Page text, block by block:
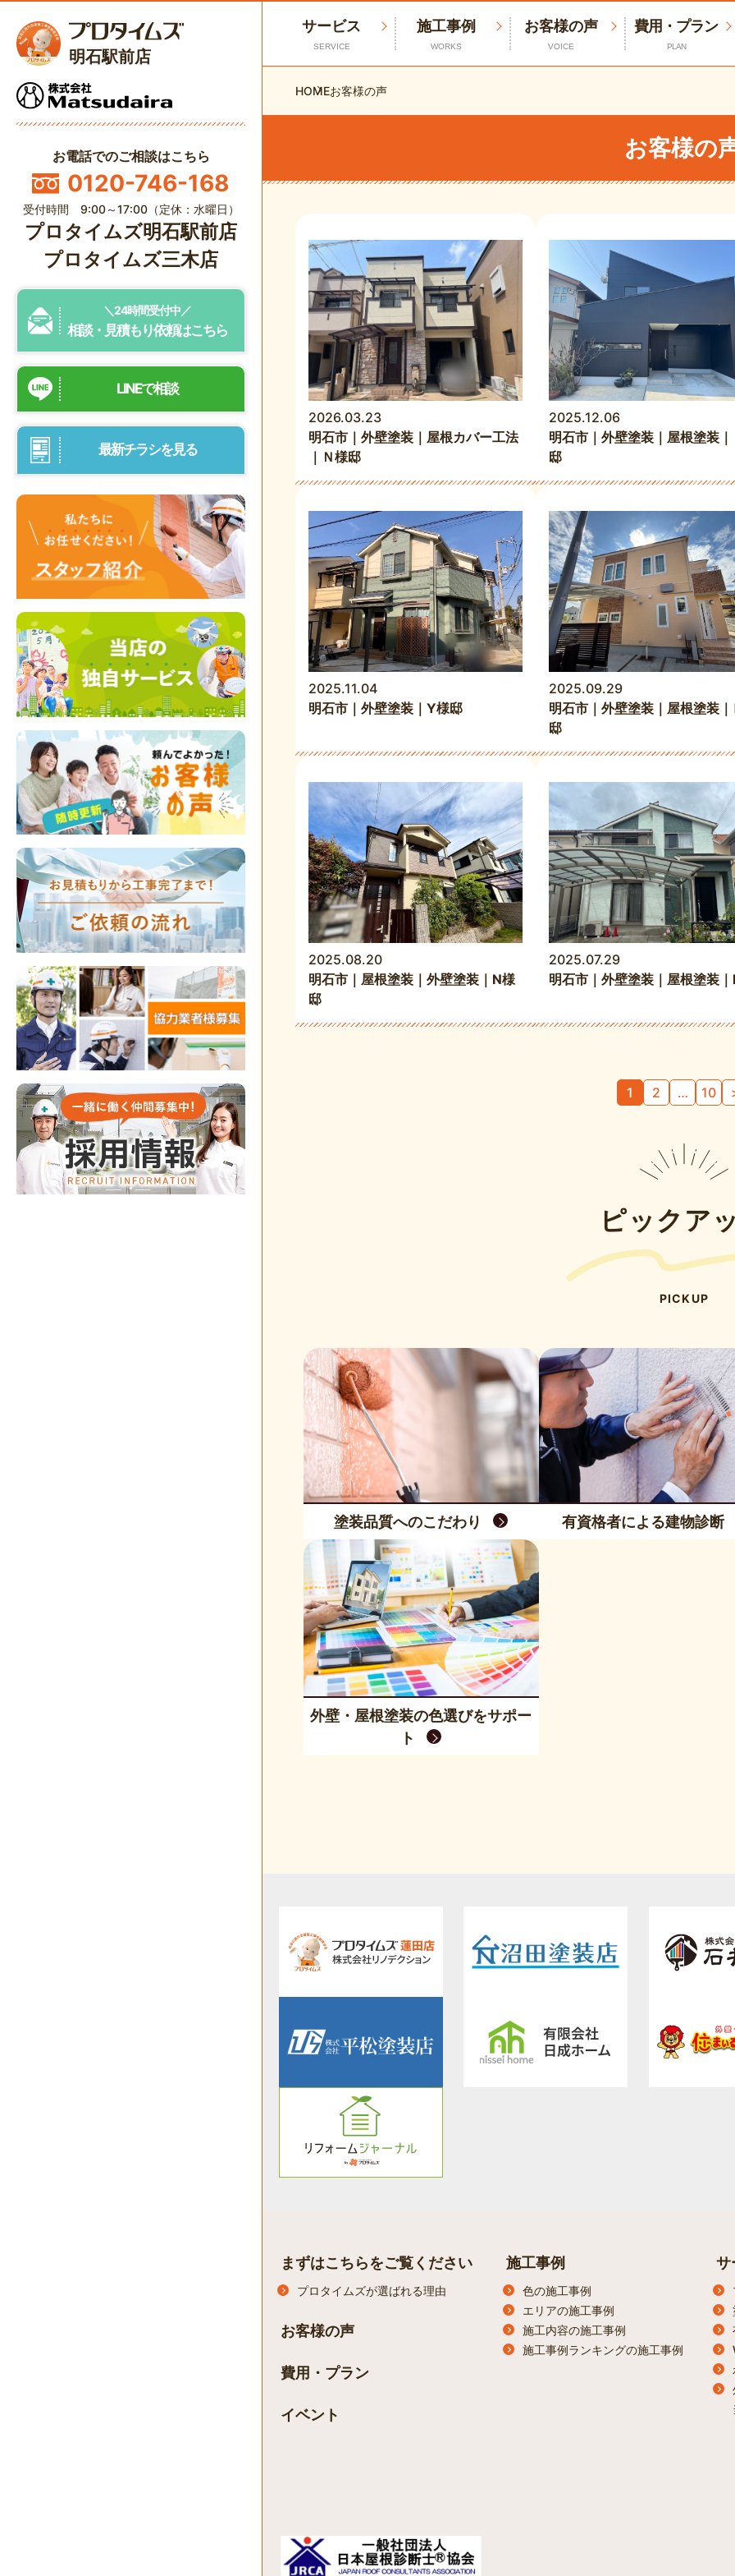
明石駅前店
お電話でのご相談はこちら
0120-746-168
受付時間 9:00～17:00（定休：水曜日）
プロタイムズ明石駅前店
プロタイムズ三木店
＼24時間受付中／
相談・見積もり依頼はこちら
LINEで相談
最新チラシを見る
サービス
SERVICE
施工事例
WORKS
お客様の声
VOICE
費用・プラン
PLAN
HOMEお客様の声
お客様の
2026.03.23
明石市｜外壁塗装｜屋根カバー工法
｜Ｎ様邸
2025.12.06
明石市｜外壁塗装｜屋根塗装
邸
2025.11.04
明石市｜外壁塗装｜Y様邸
2025.09.29
明石市｜外壁塗装｜屋根塗装
邸
2025.08.20
明石市｜屋根塗装｜外壁塗装｜N様
邸
2025.07.29
明石市｜外壁塗装｜屋根塗装
1 2 … 10
ピックア
PICKUP
塗装品質へのこだわり 有資格者による建物診断
外壁・屋根塗装の色選びをサポー
ト
まずはこちらをご覧ください
プロタイムズが選ばれる理由
お客様の声
費用・プラン
イベント
施工事例
色の施工事例
エリアの施工事例
施工内容の施工事例
施工事例ランキングの施工事例
サ